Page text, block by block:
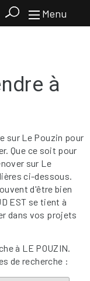
Menu
à
sur Le Pouzin pour
Que ce soit pour
sur Le
ci-dessous.
d'être bien
EST se tient à
dans vos projets
à LE POUZIN.
de recherche :